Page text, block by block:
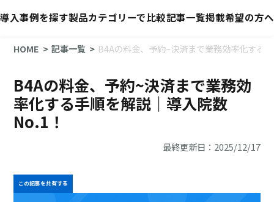
導入事例を探す製品カテゴリーで比較記事一覧掲載希望の方へ
HOME 記事一覧 B4Aの料金、予約~決済まで業務効率化する
B4Aの料金、予約~決済まで業務効
率化する手順を解説｜導入院数
No.1！
最終更新日：2025/12/17
この記事を共有する